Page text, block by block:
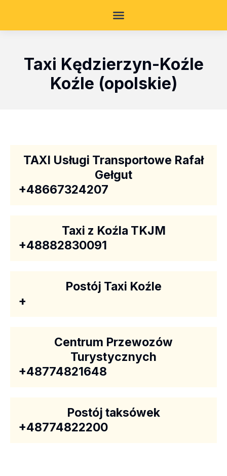
Taxi Kędzierzyn-Koźle
Koźle (opolskie)
TAXI Usługi Transportowe Rafał
Gełgut
+48667324207
Taxi z Koźla TKJM
+48882830091
Postój Taxi Koźle
+
Centrum Przewozów
Turystycznych
+48774821648
Postój taksówek
+48774822200